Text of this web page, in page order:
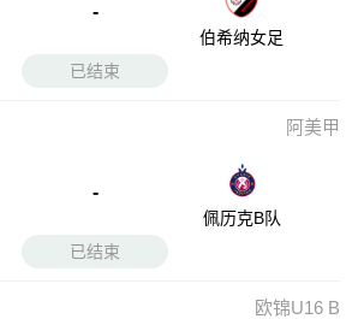
-
伯希纳女足
已结束
阿美甲
-
佩历克B队
已结束
欧锦U16 B